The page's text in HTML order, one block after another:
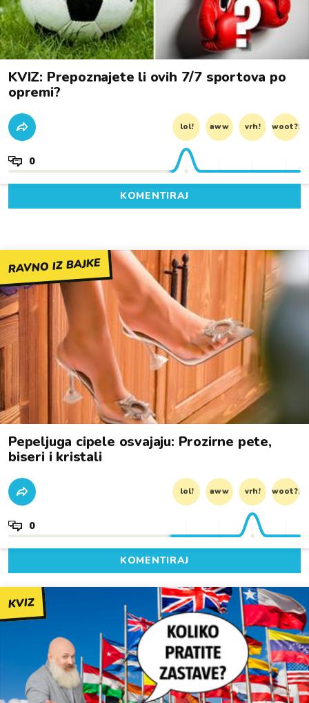
KVIZ: Prepoznajete li ovih 7/7 sportova po
opremi?
lol! aww vrh! woot?!
0
KOMENTIRAJ
RAVNO IZ BAJKE
Pepeljuga cipele osvajaju: Prozirne pete,
biseri i kristali
lol! aww vrh! woot?!
0
KOMENTIRAJ
KVIZ